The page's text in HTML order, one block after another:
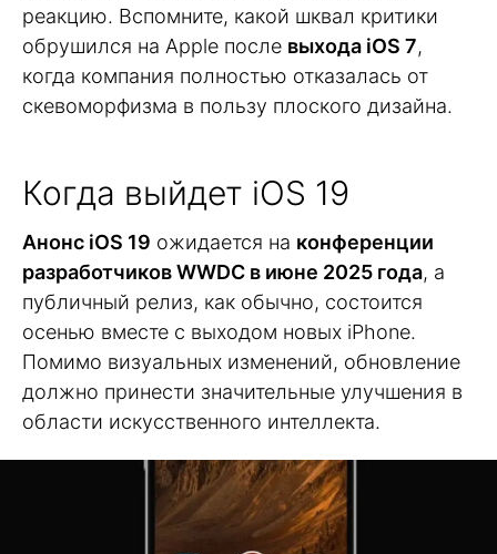
реакцию. Вспомните, какой шквал критики
обрушился на Apple после выхода iOS 7,
когда компания полностью отказалась от
скевоморфизма в пользу плоского дизайна.
Когда выйдет iOS 19
Анонс iOS 19 ожидается на конференции
разработчиков WWDC в июне 2025 года, а
публичный релиз, как обычно, состоится
осенью вместе с выходом новых iPhone.
Помимо визуальных изменений, обновление
должно принести значительные улучшения в
области искусственного интеллекта.